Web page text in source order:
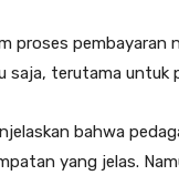
proses
saja, terutama untuk
bahwa
yang jelas.